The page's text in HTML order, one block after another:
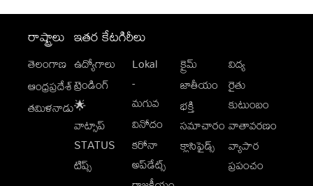
రాష్ట్రాలు
తెలంగాణ
ఆంధ్రప్రదేశ్
తమిళనాడు
ఇతర కేటగిరీలు
ఉద్యోగాలు
ట్రెండింగ్
🌟
వాట్సాప్
STATUS
టిప్స్
Lokal
-
మగువ
వినోదం
కరోనా
అప్‌డేట్స్
క్రైమ్
జాతీయం
భక్తి
సమాచారం
క్లాసిఫైడ్స్
విద్య
రైతు
కుటుంబం
వాతావరణం
వ్యాపార
ప్రపంచం